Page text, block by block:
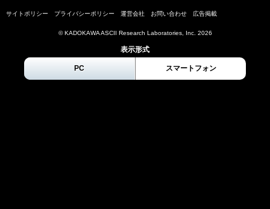
サイトポリシー プライバシーポリシー 運営会社 お問い合わせ 広告掲載
© KADOKAWA ASCII Research Laboratories, Inc. 2026
表示形式
PC スマートフォン